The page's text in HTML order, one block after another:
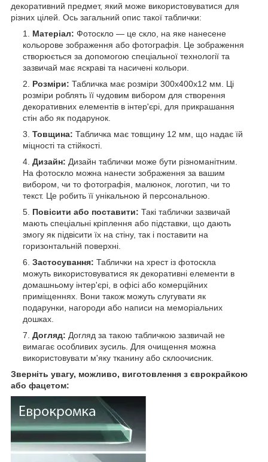
декоративний предмет, який може використовуватися для
різних цілей. Ось загальний опис такої таблички:
Матеріал: Фотоскло — це скло, на яке нанесене
кольорове зображення або фотографія. Це зображення
створюється за допомогою спеціальної технології та
зазвичай має яскраві та насичені кольори.
Розміри: Табличка має розміри 300х400x12 мм. Ці
розміри роблять її чудовим вибором для створення
декоративних елементів в інтер'єрі, для прикрашання
стін або як подарунок.
Товщина: Табличка має товщину 12 мм, що надає їй
міцності та стійкості.
Дизайн: Дизайн таблички може бути різноманітним.
На фотоскло можна нанести зображення за вашим
вибором, чи то фотографія, малюнок, логотип, чи то
текст. Це робить її унікальною й персональною.
Повісити або поставити: Такі таблички зазвичай
мають спеціальні кріплення або підставки, що дають
змогу як підвісити їх на стіну, так і поставити на
горизонтальній поверхні.
Застосування: Таблички на хрест із фотоскла
можуть використовуватися як декоративні елементи в
домашньому інтер'єрі, в офісі або комерційних
приміщеннях. Вони також можуть слугувати як
подарунки, нагороди або написи на меморіальних
дошках.
Догляд: Догляд за такою табличкою зазвичай не
вимагає особливих зусиль. Для очищення можна
використовувати м'яку тканину або склоочисник.
Зверніть увагу, можливо, виготовлення з єврокрайкою
або фацетом: